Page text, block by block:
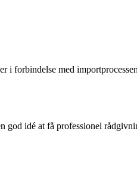
i forbindelse med
god idé at få professionel